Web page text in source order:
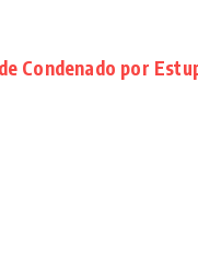
Condenado por